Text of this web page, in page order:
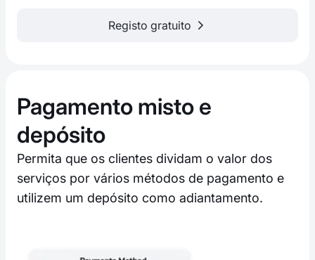
Registo gratuito
Pagamento misto e
depósito
Permita que os clientes dividam o valor dos
serviços por vários métodos de pagamento e
utilizem um depósito como adiantamento.